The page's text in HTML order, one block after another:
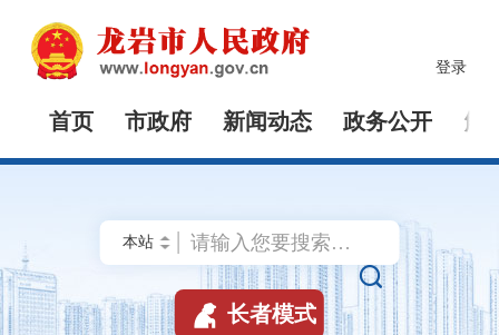
登录
首页 市政府 新闻动态 政务公开 解

 长者模式